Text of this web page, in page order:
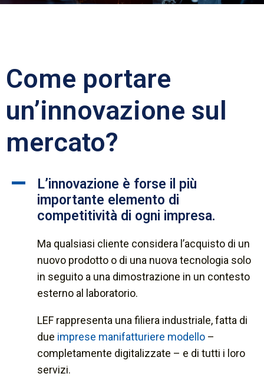
Come portare
un’innovazione sul
mercato?
L’innovazione è forse il più
importante elemento di
competitività di ogni impresa.
Ma qualsiasi cliente considera l’acquisto di un
nuovo prodotto o di una nuova tecnologia solo
in seguito a una dimostrazione in un contesto
esterno al laboratorio.
LEF rappresenta una filiera industriale, fatta di
due imprese manifatturiere modello–
completamente digitalizzate – e di tutti i loro
servizi.